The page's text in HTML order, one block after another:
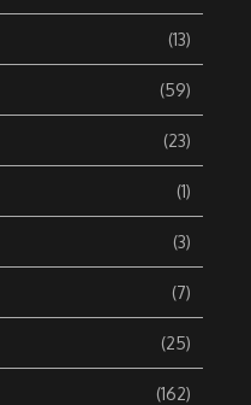
(13)
(59)
(23)
(1)
(3)
(7)
(25)
(162)